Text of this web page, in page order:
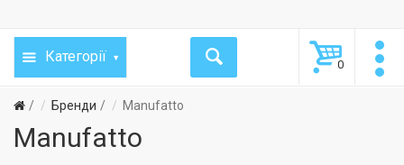
Категорії 0
Бренди Manufatto
Manufatto